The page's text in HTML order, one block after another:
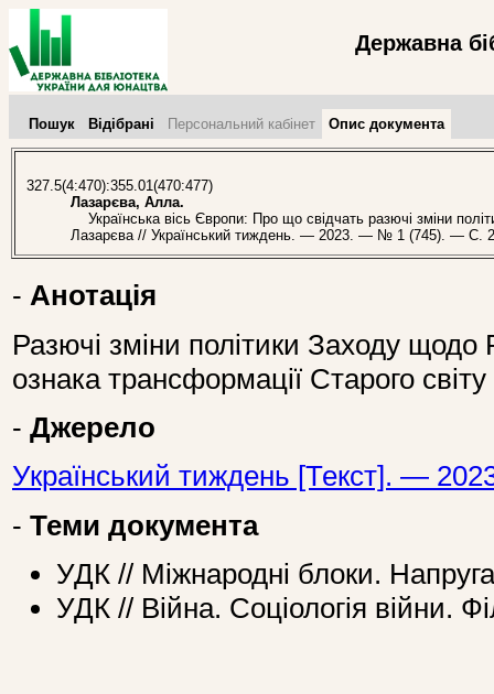
Державна
Пошук Відібрані Персональний кабінет Опис документа
327.5(4:470):355.01(470:477)
Лазарєва, Алла.
Українська вісь Європи: Про що свідчать разючі зміни
Лазарєва // Український тиждень. — 2023. — № 1 (745). — С.
- Анотація
Разючі зміни політики Заходу
ознака трансформації Старого світу
- Джерело
Український тиждень [Текст]. —
- Теми документа
УДК // Міжнародні блоки.
УДК // Війна. Соціологія війни.